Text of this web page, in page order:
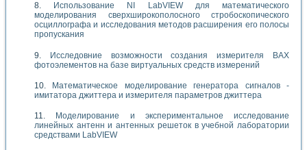
Использование NI LabVIEW для математического
моделирования сверхширокополосного стробоскопического
осциллографа и исследования методов расширения его полосы
пропускания
Исследовние возможности создания измерителя ВАХ
фотоэлементов на базе виртуальных средств измерений
Математическое моделирование генератора сигналов -
имитатора джиттера и измерителя параметров джиттера
Моделирование и экспериментальное исследование
линейных антенн и антенных решеток в учебной лаборатории
средствами LabVIEW